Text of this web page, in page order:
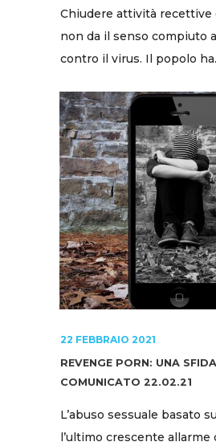
Chiudere attività recettive
non da il senso compiuto
contro il virus. Il popolo
22 FEBBRAIO 2021
REVENGE PORN: UNA
COMUNICATO 22.02.21
L’abuso sessuale basato
l’ultimo crescente allarme